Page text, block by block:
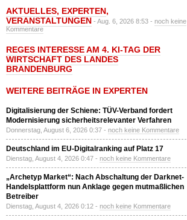
AKTUELLES, EXPERTEN,
VERANSTALTUNGEN - Aug. 6, 2026 8:53 - noch keine
Kommentare
REGES INTERESSE AM 4. KI-TAG DER
WIRTSCHAFT DES LANDES
BRANDENBURG
WEITERE BEITRÄGE IN EXPERTEN
Digitalisierung der Schiene: TÜV-Verband fordert
Modernisierung sicherheitsrelevanter Verfahren
Donnerstag, August 6, 2026 0:37 - noch keine Kommentare
Deutschland im EU-Digitalranking auf Platz 17
Dienstag, August 4, 2026 0:47 - noch keine Kommentare
„Archetyp Market“: Nach Abschaltung der Darknet-
Handelsplattform nun Anklage gegen mutmaßlichen
Betreiber
Dienstag, August 4, 2026 0:12 - noch keine Kommentare